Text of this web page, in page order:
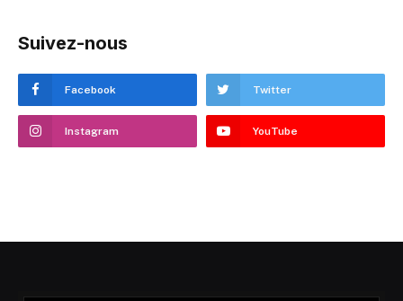
Suivez-nous
Facebook Twitter
Instagram YouTube